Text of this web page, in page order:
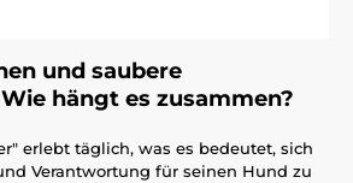
und saubere
hängt es zusammen?
erlebt täglich, was es bedeutet, sich
Verantwortung für seinen Hund zu